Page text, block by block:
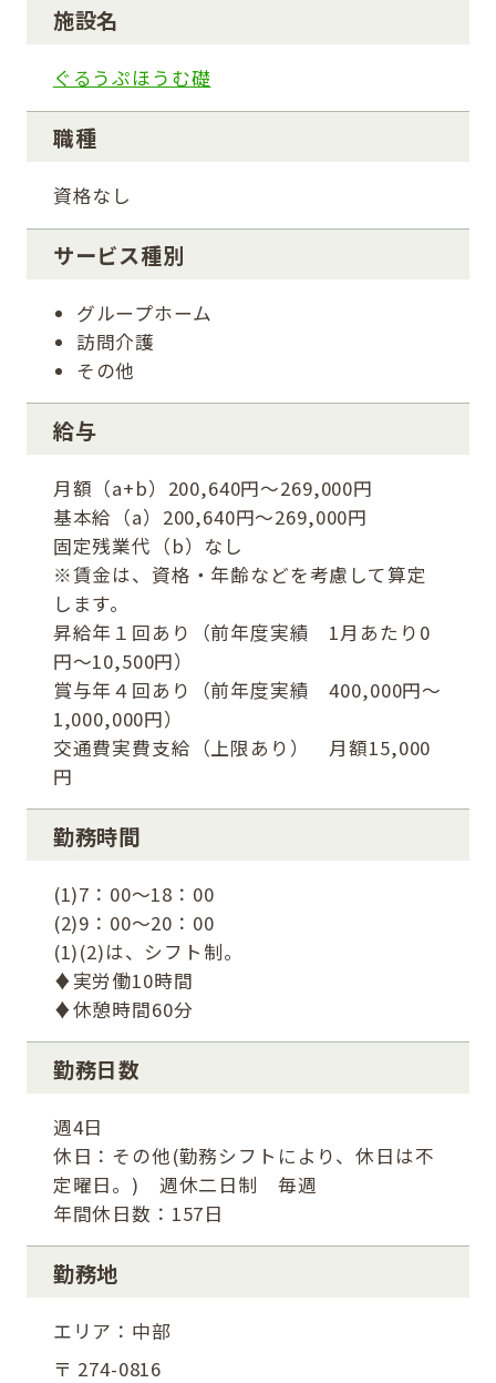
施設名
ぐるうぷほうむ礎
職種
資格なし
サービス種別
グループホーム
訪問介護
その他
給与
月額（a+b）200,640円～269,000円
基本給（a）200,640円～269,000円
固定残業代（b）なし
※賃金は、資格・年齢などを考慮して算定
します。
昇給年１回あり（前年度実績 1月あたり0
円～10,500円）
賞与年４回あり（前年度実績 400,000円～
1,000,000円）
交通費実費支給（上限あり） 月額15,000
円
勤務時間
(1)7：00～18：00
(2)9：00～20：00
(1)(2)は、シフト制。
♦実労働10時間
♦休憩時間60分
勤務日数
週4日
休日：その他(勤務シフトにより、休日は不
定曜日。) 週休二日制 毎週
年間休日数：157日
勤務地
エリア：中部
〒 274-0816